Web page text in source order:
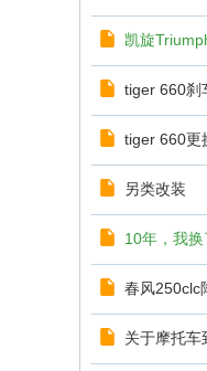
凯旋
tiger 660刹
tiger 660更
另类改装
10年，我
春风250clc
关于摩托车